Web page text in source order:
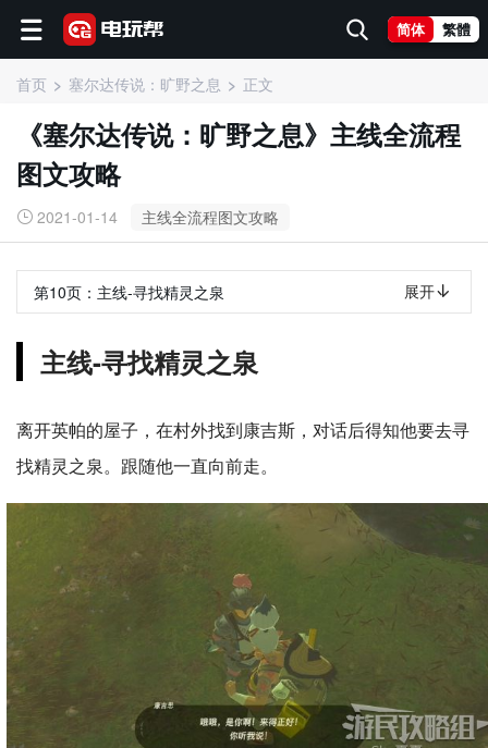
简体 繁體
首页 塞尔达传说：旷野之息 正文
《塞尔达传说：旷野之息》主线全流程
图文攻略
2021-01-14 主线全流程图文攻略
第10页： 主线-寻找精灵之泉 展开
主线-寻找精灵之泉
离开英帕的屋子，在村外找到康吉斯，对话后得知他要去寻
找精灵之泉。跟随他一直向前走。